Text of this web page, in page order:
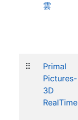
雲
⠿
Primal
Pictures-
3D
RealTime